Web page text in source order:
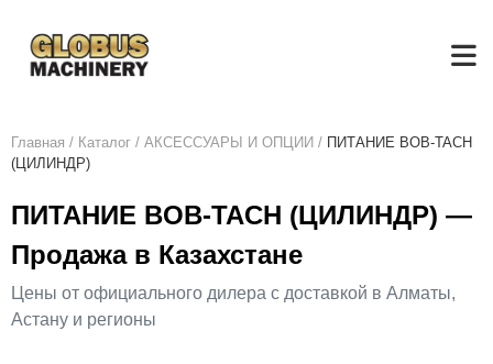
Главная / Каталог / АКСЕСCУАРЫ И ОПЦИИ / ПИТАНИЕ BOB-TACH
(ЦИЛИНДР)
ПИТАНИЕ BOB-TACH (ЦИЛИНДР) —
Продажа в Казахстане
Цены от официального дилера с доставкой в Алматы,
Астану и регионы